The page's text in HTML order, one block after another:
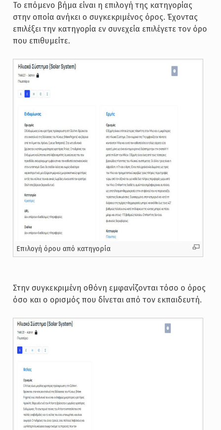
Το επόμενο βήμα είναι η επιλογή της κατηγορίας
στην οποία ανήκει ο συγκεκριμένος όρος. Έχοντας
επιλέξει την κατηγορία εν συνεχεία επιλέγετε τον όρο
που επιθυμείτε.
Επιλογή όρου από κατηγορία
Στην συγκεκριμένη οθόνη εμφανίζονται τόσο ο όρος
όσο και ο ορισμός που δίνεται από τον εκπαιδευτή.